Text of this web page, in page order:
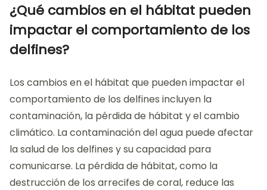
¿Qué cambios en el hábitat pueden
impactar el comportamiento de los
delfines?
Los cambios en el hábitat que pueden impactar el
comportamiento de los delfines incluyen la
contaminación, la pérdida de hábitat y el cambio
climático. La contaminación del agua puede afectar
la salud de los delfines y su capacidad para
comunicarse. La pérdida de hábitat, como la
destrucción de los arrecifes de coral, reduce las